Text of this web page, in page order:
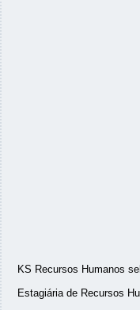
KS Recursos Humanos
Estagiária de Recursos